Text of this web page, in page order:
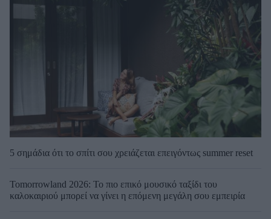
5 σημάδια ότι το σπίτι σου χρειάζεται επειγόντως summer reset
Tomorrowland 2026: Το πιο επικό μουσικό ταξίδι του
καλοκαιριού μπορεί να γίνει η επόμενη μεγάλη σου εμπειρία